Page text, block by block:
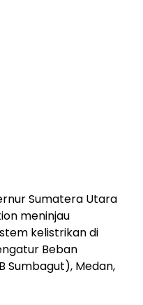
Sumatera Utara
meninjau
kelistrikan di
Beban
Sumbagut), Medan,